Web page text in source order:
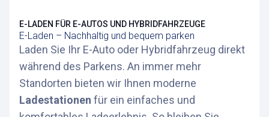
E-Laden – Nachhaltig und bequem parken
E-LADEN FÜR E-AUTOS UND HYBRIDFAHRZEUGE
Laden Sie Ihr E-Auto oder Hybridfahrzeug direkt
während des Parkens. An immer mehr
Standorten bieten wir Ihnen moderne
Ladestationen für ein einfaches und